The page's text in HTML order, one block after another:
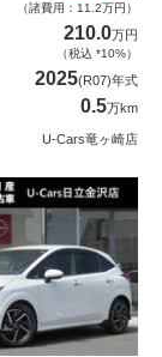
（諸費用：11.2万円）
210.0万円
（税込 *10%）
2025(R07)年式
0.5万km
U-Cars竜ヶ崎店